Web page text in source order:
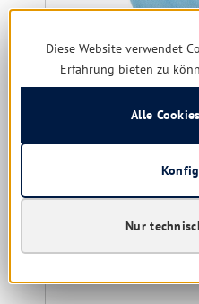
Diese Website verwendet
Erfahrung bieten zu
Nur
Alle